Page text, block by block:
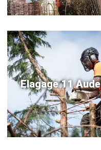
Elagage 11 Aude